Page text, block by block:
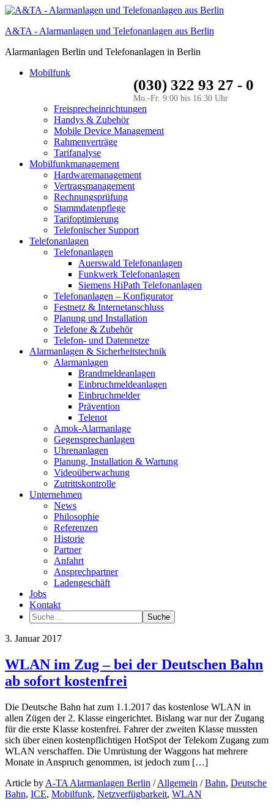
A&TA - Alarmanlagen und Telefonanlagen aus Berlin
Alarmanlagen Berlin und Telefonanlagen in Berlin
(030) 322 93 27 - 0
Mo.-Fr. 9:00 bis 16:30 Uhr
Mobilfunk
Freisprecheinrichtungen
Handys & Zubehör
Mobile Device Management
Rahmenverträge
Tarifanalyse
Mobilfunkmanagement
Hardwaremanagement
Vertragsmanagement
Rechnungsprüfung
Stammdatenpflege
Tarifoptimierung
Telefonischer Support
Telefonanlagen
Telefonanlagen
Auerswald Telefonanlagen
Funkwerk Telefonanlagen
Siemens HiPath Telefonanlagen
Telefonanlagen – Konfigurator
Festnetz & Internetanschluss
Planung und Installation
Telefone & Zubehör
Telefon- und Datennetze
Alarmanlagen & Sicherheitstechnik
Alarmanlagen
Brandmeldeanlagen
Einbruchmeldeanlagen
Einbruchmelder
Prävention
Telenot
Amok-Alarmanlage
Gegensprechanlagen
Uhrenanlagen
Planung, Installation & Wartung
Videoüberwachung
Zutrittskontrolle
Unternehmen
News
Philosophie
Referenzen
Historie
Partner
Anfahrt
Ansprechpartner
Ladengeschäft
Jobs
Kontakt
3. Januar 2017
WLAN im Zug – bei der Deutschen Bahn
ab sofort kostenfrei
Die Deutsche Bahn hat zum 1.1.2017 das kostenlose WLAN in
allen Zügen der 2. Klasse eingerichtet. Bislang war nur der Zugang
für die erste Klasse kostenfrei. Fahrer der zweiten Klasse mussten
sich über einen kostenpflichtigen HotSpot der Telekom Zugang zum
WLAN verschaffen. Die Umrüstung der Waggons hat mehrere
Monate in Anspruch genommen, ist jedoch zum […]
Article by A-TA Alarmanlagen Berlin /Allgemein /Bahn, Deutsche
Bahn, ICE, Mobilfunk, Netzverfügbarkeit, WLAN